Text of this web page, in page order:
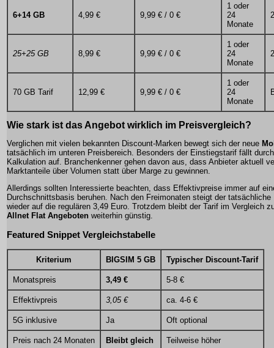
6+14 GB 4,99 € 9,99 € / 0 €
1 oder
24
Monate
25+25 GB 8,99 € 9,99 € / 0 €
1 oder
24
Monate
70 GB Tarif 12,99 € 9,99 € / 0 €
1 oder
24
Monate
Wie stark ist das Angebot wirklich im Preisvergleich?
Verglichen mit vielen bekannten Discount-Marken bewegt sich der neue
tatsächlich im unteren Preisbereich. Besonders der Einstiegstarif fällt
Kalkulation auf. Branchenkenner gehen davon aus, dass Anbieter aktuell
Marktanteile über Volumen statt über Marge zu gewinnen.
Allerdings sollten Interessierte beachten, dass Effektivpreise immer auf
Durchschnittsbasis beruhen. Nach den Freimonaten steigt der tatsächliche
wieder auf die regulären 3,49 Euro. Trotzdem bleibt der Tarif im Vergleich
Allnet Flat Angeboten weiterhin günstig.
Featured Snippet Vergleichstabelle
Kriterium BIGSIM 5 GB Typischer Discount-Tarif
Monatspreis 3,49 € 5-8 €
Effektivpreis 3,05 € ca. 4-6 €
5G inklusive Ja Oft optional
Preis nach 24 Monaten Bleibt gleich Teilweise höher